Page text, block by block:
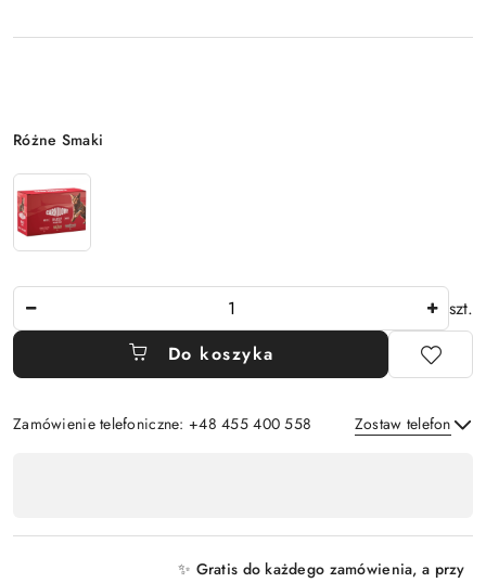
Wariant
Różne Smaki
szt.
Do koszyka
Zamówienie telefoniczne: +48 455 400 558 Zostaw telefon
płatność
✨ Gratis do każdego zamówienia, a przy